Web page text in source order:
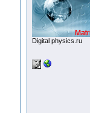
Digital physics.ru